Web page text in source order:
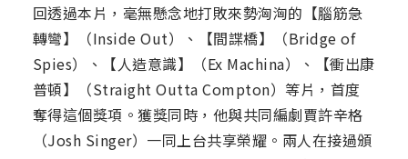
回透過本片，毫無懸念地打敗來勢洶洶的【腦筋急
轉彎】（Inside Out）、【間諜橋】（Bridge of
Spies）、【人造意識】（Ex Machina）、【衝出康
普頓】（Straight Outta Compton）等片，首度
奪得這個獎項。獲獎同時，他與共同編劇賈許辛格
（Josh Singer）一同上台共享榮耀。兩人在接過頒